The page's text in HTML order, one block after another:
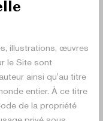
illustrations, œuvres
le Site sont
ainsi qu'au titre
entier. À ce titre
de la propriété